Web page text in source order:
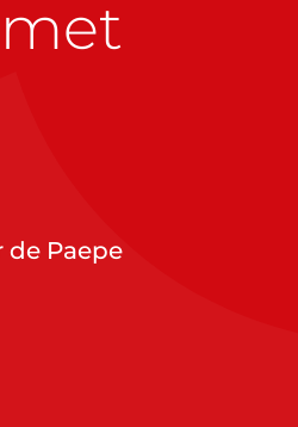
de Paepe